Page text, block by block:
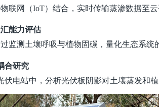
联网（IoT）结合，实时传输蒸渗数据至云
能力评估
监测土壤呼吸与植物固碳，量化生态系统
合研究
伏电站中，分析光伏板阴影对土壤蒸发和植